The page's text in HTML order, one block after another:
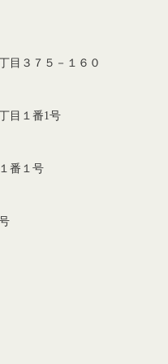
目３７５－１６０
目１番1号
番１号